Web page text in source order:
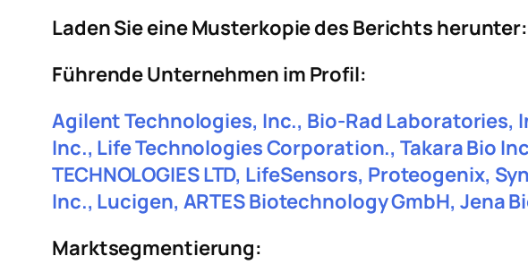
Laden Sie eine Musterkopie des Berichts herunter:
Führende Unternehmen im Profil:
Agilent Technologies, Inc., Bio-Rad Laboratories,
Inc., Life Technologies Corporation., Takara Bio
TECHNOLOGIES LTD, LifeSensors, Proteogenix,
Inc., Lucigen, ARTES Biotechnology GmbH, Jena
Marktsegmentierung: